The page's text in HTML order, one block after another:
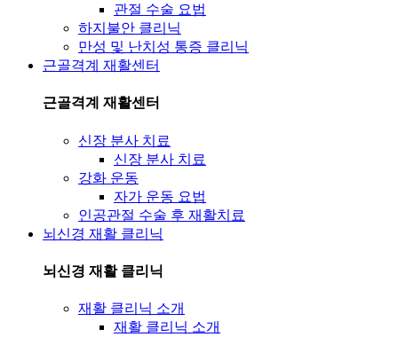
관절 수술 요법
하지불안 클리닉
만성 및 난치성 통증 클리닉
근골격계 재활센터
근골격계 재활센터
신장 분사 치료
신장 분사 치료
강화 운동
자가 운동 요법
인공관절 수술 후 재활치료
뇌신경 재활 클리닉
뇌신경 재활 클리닉
재활 클리닉 소개
재활 클리닉 소개